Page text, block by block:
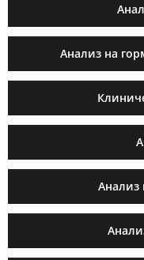
Анализ на
Анализ